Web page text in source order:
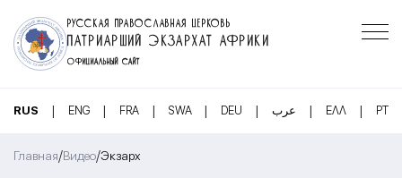
РУССКАЯ ПРАВОСЛАВНАЯ ЦЕРКОВЬ
ПАТРИАРШИЙ ЭКЗАРХАТ АФРИКИ
ОФИЦИАЛЬНЫЙ САЙТ
RUS | ENG | FRA | SWA | DEU | عرب | ΕΛΛ | PT
Главная/Видео/Экзарх